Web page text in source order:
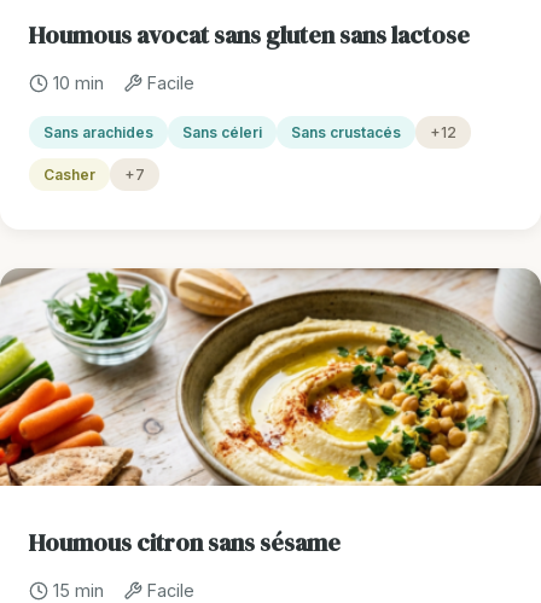
Houmous avocat sans gluten sans lactose
10 min Facile
Sans arachides Sans céleri Sans crustacés +12
Casher +7
Houmous citron sans sésame
15 min Facile